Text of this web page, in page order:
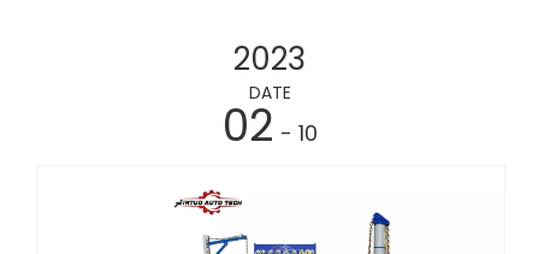
2023
DATE
02 - 10